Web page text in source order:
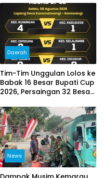
Daerah
Tim-Tim Unggulan Lolos ke
Babak 16 Besar Bupati Cup
2026, Persaingan 32 Besar
News